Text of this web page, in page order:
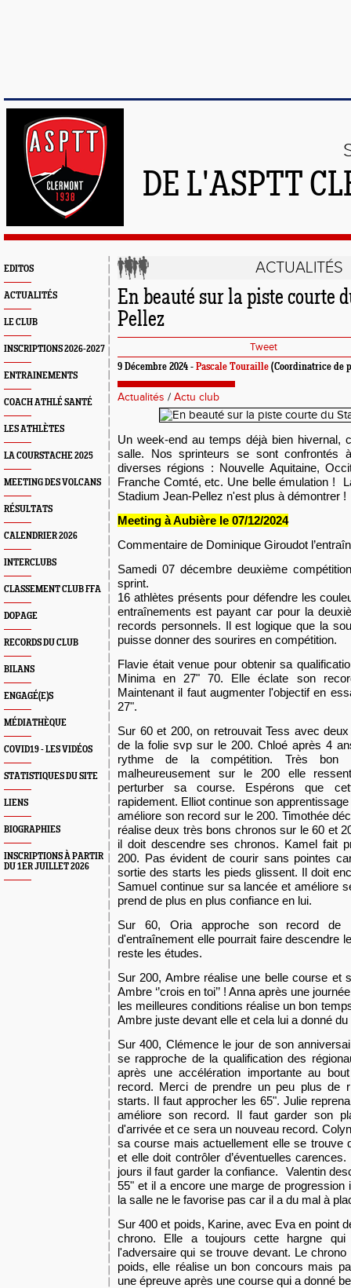
DE L'ASPTT
EDITOS
ACTUALITÉS
LE CLUB
INSCRIPTIONS 2026-2027
ENTRAINEMENTS
COACH ATHLÉ SANTÉ
LES ATHLÈTES
LA COURSTACHE 2025
MEETING DES VOLCANS
RÉSULTATS
CALENDRIER 2026
INTERCLUBS
CLASSEMENT CLUB FFA
DOPAGE
RECORDS DU CLUB
BILANS
ENGAGÉ(E)S
MÉDIATHÈQUE
COVID19 - LES VIDÉOS
STATISTIQUES DU SITE
LIENS
BIOGRAPHIES
INSCRIPTIONS À PARTIR
DU 1ER JUILLET 2026
ACTUALITÉS
En beauté sur la piste courte
Pellez
Tweet
9 Décembre 2024 - Pascale Touraille (Coordinatrice de
Actualités / Actu club
Un week-end au temps déjà bien hivernal,
salle. Nos sprinteurs se sont confrontés
diverses régions : Nouvelle Aquitaine,
Franche Comté, etc. Une belle émulation !
Stadium Jean-Pellez n'est plus à démontrer !
Meeting à Aubière le 07/12/2024
Commentaire de Dominique Giroudot
Samedi 07 décembre deuxième
sprint.
16 athlètes présents pour défendre les
entraînements est payant car pour la
records personnels. Il est logique que la
puisse donner des sourires en compétition.
Flavie était venue pour obtenir sa
Minima en 27" 70. Elle éclate son
Maintenant il faut augmenter l'objectif en
27".
Sur 60 et 200, on retrouvait Tess avec
de la folie svp sur le 200. Chloé après 4
rythme de la compétition. Très
malheureusement sur le 200 elle
perturber sa course. Espérons que
rapidement. Elliot continue son
améliore son record sur le 200. Timothée
réalise deux très bons chronos sur le 60 et
il doit descendre ses chronos. Kamel fait
200. Pas évident de courir sans pointes
sortie des starts les pieds glissent. Il doit
Samuel continue sur sa lancée et améliore
prend de plus en plus confiance en lui.
Sur 60, Oria approche son record de
d'entraînement elle pourrait faire descendre
reste les études.
Sur 200, Ambre réalise une belle course et
Ambre ‘’crois en toi’’ ! Anna après une
les meilleures conditions réalise un bon
Ambre juste devant elle et cela lui a donné
Sur 400, Clémence le jour de son
se rapproche de la qualification des
après une accélération importante au
record. Merci de prendre un peu plus de
starts. Il faut approcher les 65". Julie
améliore son record. Il faut garder son
d'arrivée et ce sera un nouveau record.
sa course mais actuellement elle se trouve
et elle doit contrôler d’éventuelles carences.
jours il faut garder la confiance. Valentin
55" et il a encore une marge de progression
la salle ne le favorise pas car il a du mal à
Sur 400 et poids, Karine, avec Eva en point
chrono. Elle a toujours cette hargne
l'adversaire qui se trouve devant. Le
poids, elle réalise un bon concours mais
une épreuve après une course qui a donné